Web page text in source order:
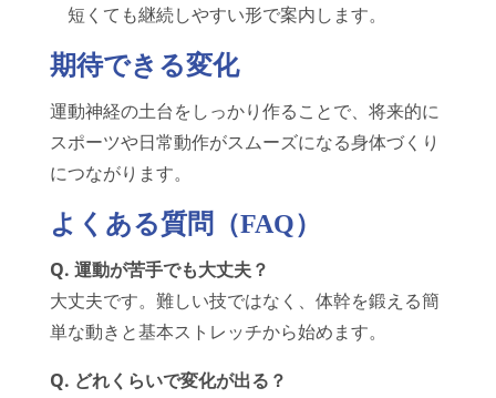
短くても継続しやすい形で案内します。
期待できる変化
運動神経の土台をしっかり作ることで、将来的に
スポーツや日常動作がスムーズになる身体づくり
につながります。
よくある質問（FAQ）
Q. 運動が苦手でも大丈夫？
大丈夫です。難しい技ではなく、体幹を鍛える簡
単な動きと基本ストレッチから始めます。
Q. どれくらいで変化が出る？